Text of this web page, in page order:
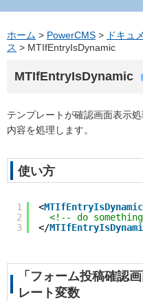
ホーム > PowerCMS > ドキュ
ス > MTIfEntryIsDynamic
MTIfEntryIsDynamic
テンプレートが確認画面表示
内容を処理します。
使い方
1
2
3
<MTIfEntryIsDynamic
<!-- do
</
「フォーム投稿確認
レート変数